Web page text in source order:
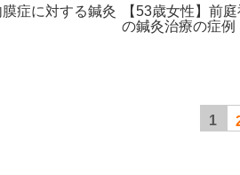
膜症に対する鍼灸
【53歳女性】前
の鍼灸治療の症例
1